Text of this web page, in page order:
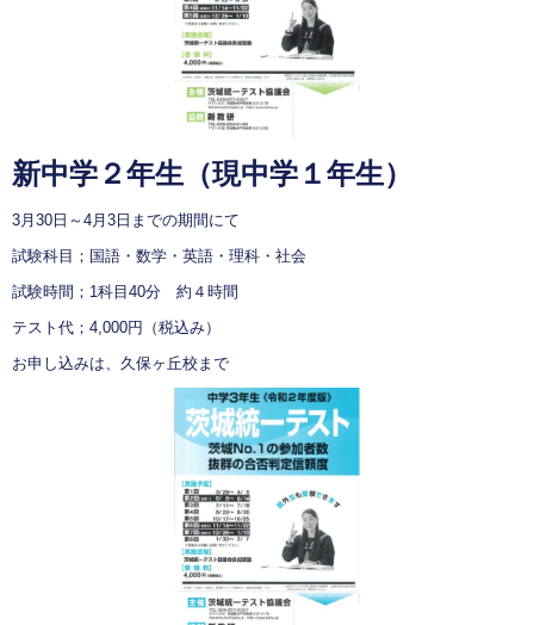
新中学２年生（現中学１年生）
3月30日～4月3日までの期間にて
試験科目；国語・数学・英語・理科・社会
試験時間；1科目40分 約４時間
テスト代；4,000円（税込み）
お申し込みは、久保ヶ丘校まで